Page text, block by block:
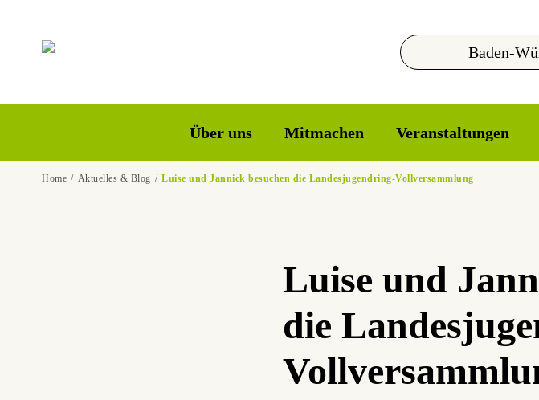
Über uns Mitmachen Veranstaltungen
Home Aktuelles & Blog Luise und Jannick besuchen die Landesjugendring-Vollversammlung
Luise und
die